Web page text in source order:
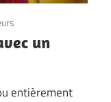
un
entièrement